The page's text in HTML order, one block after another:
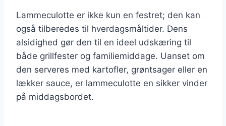
Lammeculotte er ikke kun en festret; den kan
også tilberedes til hverdagsmåltider. Dens
alsidighed gør den til en ideel udskæring til
både grillfester og familiemiddage. Uanset om
den serveres med kartofler, grøntsager eller en
lækker sauce, er lammeculotte en sikker vinder
på middagsbordet.